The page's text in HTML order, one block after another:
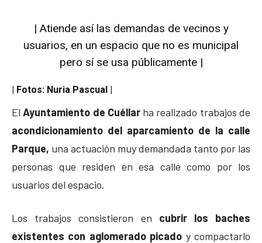
| Atiende así las demandas de vecinos y
usuarios, en un espacio que no es municipal
pero sí se usa públicamente |
| Fotos: Nuria Pascual |
ElAyuntamiento de Cuéllarha realizado trabajos de
acondicionamiento del aparcamiento de la calle
Parque, una actuación muy demandada tanto por las
personas que residen en esa calle como por los
usuarios del espacio.
Los trabajos consistieron en cubrir los baches
existentes con aglomerado picado y compactarlo